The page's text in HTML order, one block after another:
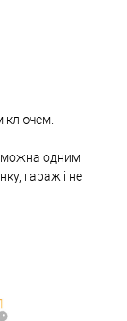
ключем.
можна одним
гараж і не